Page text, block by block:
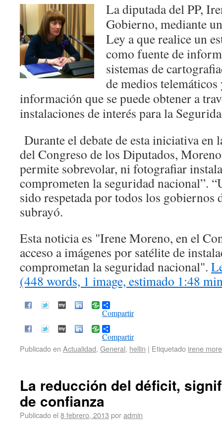
La diputada del PP,
Gobierno, mediante
Ley a que realice un
como fuente de
sistemas de
de medios
información que se puede obtener a
instalaciones de interés para la
Durante el debate de esta iniciativa en
del Congreso de los Diputados,
permite sobrevolar, ni fotografiar
comprometen la seguridad nacional”.
sido respetada por todos los gobiernos
subrayó.
Esta noticia es Irene Moreno, en el
acceso a imágenes por satélite de
comprometan la seguridad nacional .
(448 words, 1 image, estimado 1:48
Compartir
Compartir
Publicado en Actualidad, General, hellin | Etiquetado irene
La reducción del déficit,
de confianza
Publicado el 8 febrero, 2013 poradmin